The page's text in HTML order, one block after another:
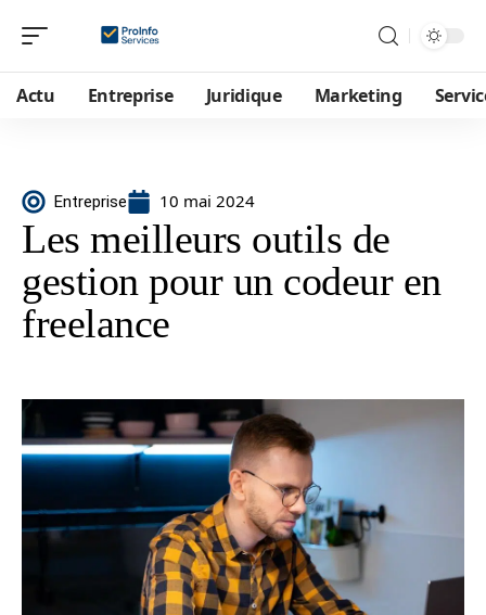
Actu Entreprise Juridique Marketing
Entreprise 10 mai 2024
Les meilleurs outils de
gestion pour un codeur en
freelance